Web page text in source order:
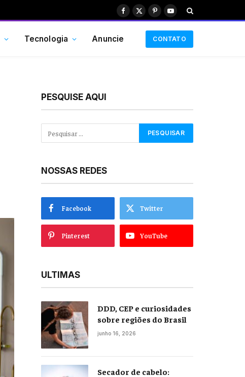
Facebook
X
PinterestYouTube
Tecnologia Anuncie CONTATO
PESQUISE AQUI
NOSSAS REDES
Facebook Twitter
Pinterest YouTube
ULTIMAS
DDD, CEP e curiosidades
sobre regiões do Brasil
junho 16, 2026
Secador de cabelo: